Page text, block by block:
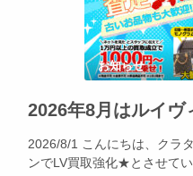
お知らせ
2026/8/1 こんにちは、クラ
ンでLV買取強化★とさせて